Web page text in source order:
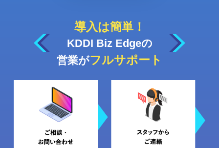
導入は簡単！
KDDI Biz Edgeの
営業がフルサポート